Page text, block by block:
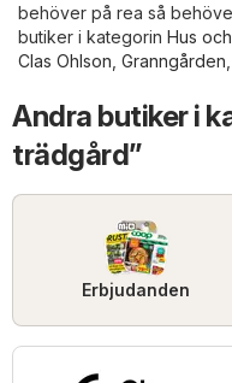
behöver på rea så
butiker i kategorin Hus
Clas Ohlson Granngården
Andra butiker i
trädgård”
Erbjudanden